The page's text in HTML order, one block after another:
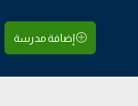
إضافة مدرسة